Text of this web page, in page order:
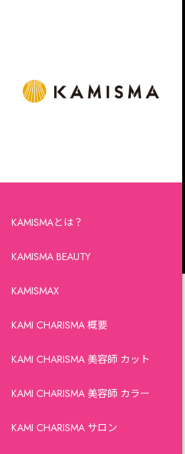
KAMISMAとは？
KAMISMA BEAUTY
KAMISMAX
KAMI CHARISMA 概要
KAMI CHARISMA 美容師 カット
KAMI CHARISMA 美容師 カラー
KAMI CHARISMA サロン